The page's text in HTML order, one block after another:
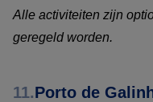
Alle activiteiten zijn
geregeld worden.
11.Porto de